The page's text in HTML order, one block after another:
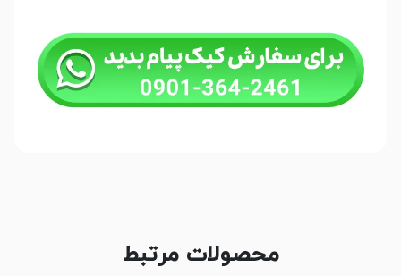
محصولات مرتبط